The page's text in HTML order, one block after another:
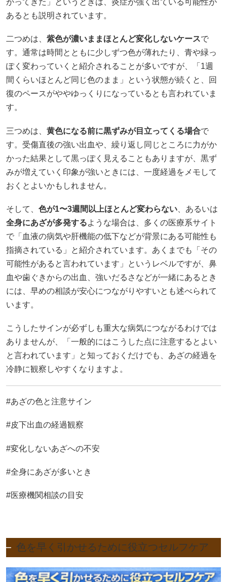
がってきた」というときは、炎症が強く出ている可能性が
あるとも説明されています。
二つめは、 紫色が濃いままほとんど変化しないケースで
す。通常は時間とともに少しずつ色が薄れたり、青や緑っ
ぽく変わっていくと紹介されることが多いですが、「1週
間くらいほとんど同じ色のまま」という状態が続くと、回
復のペースがややゆっくりになっているとも言われていま
す。
三つめは、 黄色になる前に黒ずみが目立ってくる場合で
す。受傷直後の強い出血や、繰り返し同じところに力がか
かった結果として黒っぽく見えることもありますが、黒ず
みが増えていく印象が強いときには、一度経過をメモして
おくとよいかもしれません。
そして、 色が1〜3週間以上ほとんど変わらない 、あるいは
全身にあざが多発するような場合は、多くの医療系サイト
で「血液の病気や肝機能の低下などが背景にある可能性も
指摘されている」と紹介されています。あくまでも「その
可能性があると言われています」というレベルですが、鼻
血や歯ぐきからの出血、強いだるさなどが一緒にあるとき
には、早めの相談が安心につながりやすいとも述べられて
います。
こうしたサインが必ずしも重大な病気につながるわけでは
ありませんが、「一般的にはこうした点に注意するとよい
と言われています」と知っておくだけでも、あざの経過を
冷静に観察しやすくなりますよ。
#あざの色と注意サイン
#皮下出血の経過観察
#変化しないあざへの不安
#全身にあざが多いとき
#医療機関相談の目安
色を早く引かせるために役立つセルフケア